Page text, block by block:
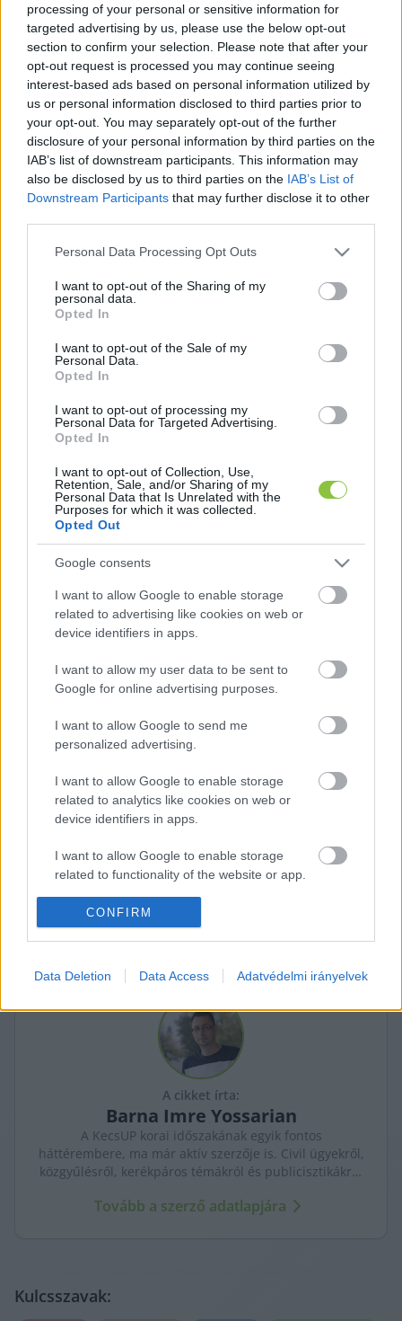
processing of your personal or sensitive information for
targeted advertising by us, please use the below opt-out
section to confirm your selection. Please note that after your
opt-out request is processed you may continue seeing
interest-based ads based on personal information utilized by
us or personal information disclosed to third parties prior to
your opt-out. You may separately opt-out of the further
disclosure of your personal information by third parties on the
IAB’s list of downstream participants. This information may
also be disclosed by us to third parties on the IAB’s List of
Downstream Participants that may further disclose it to other
Please note that this website/app uses one or more Google
not limited to your visit or usage behaviour. You may click to
grant or deny consent to Google and its third-party tags to
use your data for below specified purposes in below Google
consent section.
Personal Data Processing Opt Outs
I want to opt-out of the Sharing of my
personal data.
Opted In
I want to opt-out of the Sale of my
Personal Data.
Opted In
I want to opt-out of processing my
Personal Data for Targeted Advertising.
Opted In
I want to opt-out of Collection, Use,
Retention, Sale, and/or Sharing of my
Personal Data that Is Unrelated with the
Purposes for which it was collected.
Opted Out
Google consents
I want to allow Google to enable storage
related to advertising like cookies on web or
device identifiers in apps.
I want to allow my user data to be sent to
Google for online advertising purposes.
I want to allow Google to send me
personalized advertising.
I want to allow Google to enable storage
related to analytics like cookies on web or
device identifiers in apps.
I want to allow Google to enable storage
related to functionality of the website or app.
I want to allow Google to enable storage
related to personalization.
I want to allow Google to enable storage
related to security, including authentication
CONFIRM
Data Deletion Data Access Adatvédelmi irányelvek
2023 óta gyűjtöm a bizonyítékokat erről. Ez egy
nyílt titok, hogy Szijjártó Péter kimegy a szünetben
egy európai csúcsról és hívja Szergej (Lavrov, orosz
külügyminiszter – a szerk.) barátját. Erről magyar
állampolgárként is nehéz volt tudomást venni” –
mondta Panyi Szabolcs Kecskeméten.
Március 24-én, kedden este Panyi Szabolcs
oknyomozó újságíró (Direkt36, VSquare) volt a
Hírek újságírója beszélgetett vele.
Panyi Szabolcs Kecskeméten: Csak az nem
hallgatta le Szijjártót, aki nem akarta
ECSUP SHORTS Összes videó
A cikket írta:
Barna Imre Yossarian
A KecsUP korai időszakának egyik fontos
háttérembere, ma már aktív szerzője is. Civil ügyekről,
közgyűlésről, kerékpáros témákról és publicisztikákról
Tovább a szerző adatlapjára
Kulcsszavak: